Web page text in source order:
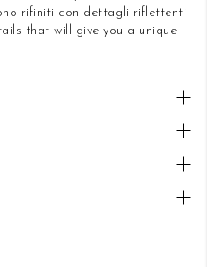
rifiniti con dettagli riflettenti
that will give you a unique